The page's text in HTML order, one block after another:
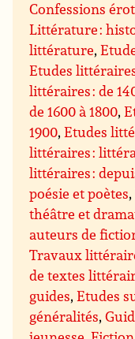
Confessions
Littérature :
littérature,
Etudes
littéraires : de
de 1600 à 1800,
1900,Etudes
littéraires :
littéraires :
poésie et poètes,
théâtre et
auteurs de
Travaux
de textes
guides,Etudes
généralités,